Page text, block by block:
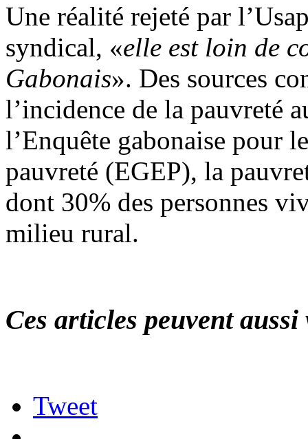
Une réalité rejeté par
syndical, «elle est loin de
Gabonais». Des sources
l’incidence de la pauvreté
l’Enquête gabonaise pour
pauvreté (EGEP), la
dont 30% des personnes
milieu rural.
Ces articles peuvent
Tweet